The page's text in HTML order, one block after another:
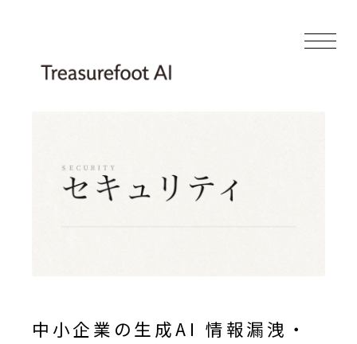
中小企業の生成AI 情報漏洩・